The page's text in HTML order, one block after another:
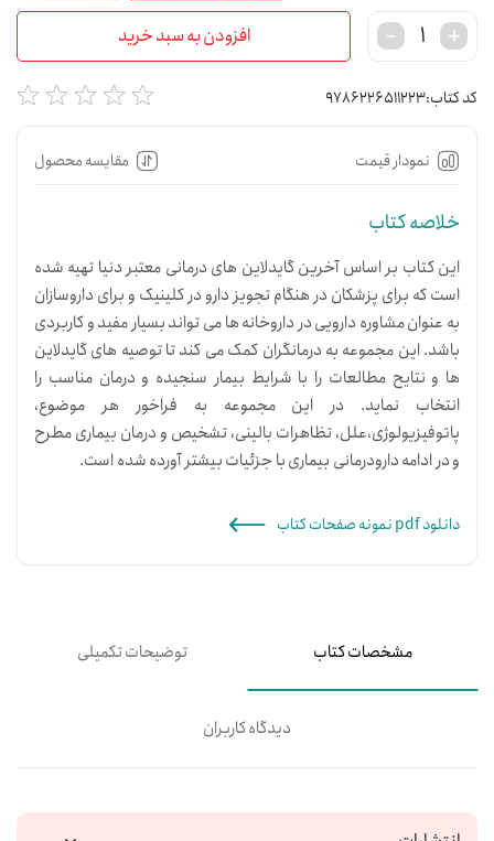
افزودن به سبد خرید
کد کتاب:9786226511223
نمودار قیمت مقایسه محصول
خلاصه کتاب
این کتاب بر اساس آخرین گایدلاین های درمانی معتبر دنیا تهیه شده
است که برای پزشکان در هنگام تجویز دارو در کلینیک و برای داروسازان
به عنوان مشاوره دارویی در داروخانه ها می تواند بسیار مفید و کاربردی
باشد. این مجموعه به درمانگران کمک می کند تا توصیه های گایدلاین
ها و نتایح مطالعات را با شرایط بیمار سنجیده و درمان مناسب را
انتخاب نماید. در این مجموعه به فراخور هر موضوع،
پاتوفیزیولوژی،علل، تظاهرات بالینی، تشخیص و درمان بیماری مطرح
و در ادامه دارودرمانی بیماری با جزئیات بیشتر آورده شده است.
دانلود pdf نمونه صفحات کتاب
مشخصات کتاب توضیحات تکمیلی
دیدگاه کاربران